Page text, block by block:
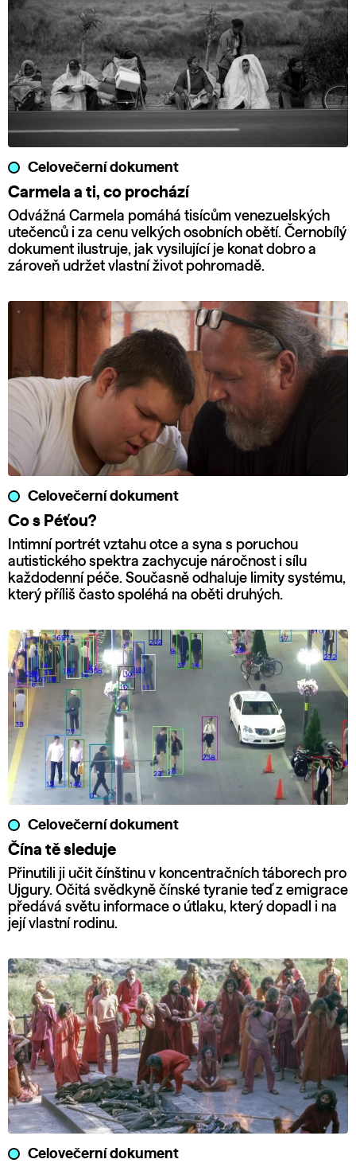
Celovečerní dokument
Carmela a ti, co prochází
Odvážná Carmela pomáhá tisícům venezuelských
utečenců i za cenu velkých osobních obětí. Černobílý
dokument ilustruje, jak vysilující je konat dobro a
zároveň udržet vlastní život pohromadě.
Celovečerní dokument
Co s Péťou?
Intimní portrét vztahu otce a syna s poruchou
autistického spektra zachycuje náročnost i sílu
každodenní péče. Současně odhaluje limity systému,
který příliš často spoléhá na oběti druhých.
Celovečerní dokument
Čína tě sleduje
Přinutili ji učit čínštinu v koncentračních táborech pro
Ujgury. Očitá svědkyně čínské tyranie teď z emigrace
předává světu informace o útlaku, který dopadl i na
její vlastní rodinu.
Celovečerní dokument